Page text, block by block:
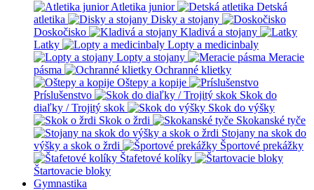
Atletika junior
Detská
atletika
Disky a stojany
Doskočisko
Kladivá a stojany
Latky
Lopty a medicinbaly
Lopty a stojany
Meracie
pásma
Ochranné klietky
Oštepy a kopije
Príslušenstvo
Skok do
diaľky / Trojitý skok
Skok do výšky
Skok o žrdi
Skokanské tyče
Stojany na skok do
výšky a skok o žrdi
Športové prekážky
Štafetové kolíky
Štartovacie bloky
Gymnastika